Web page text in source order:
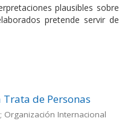
plausibles sobre
pretende servir de
de Personas
Organización Internacional